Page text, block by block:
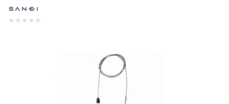
★ ★ ★ ★ ★